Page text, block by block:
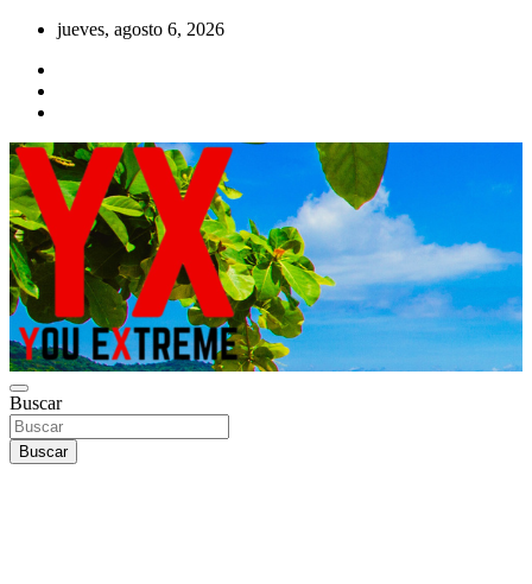
Saltar
contenido
jueves, agosto 6, 2026
YOU EXTREME
YX Deportes Extremos Lifestyle
Buscar
Buscar